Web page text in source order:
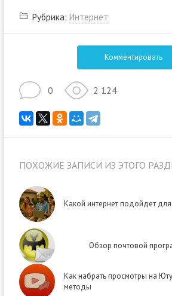
Рубрика: Интернет
Комментировать
0 2 124
ПОХОЖИЕ ЗАПИСИ ИЗ ЭТОГО
Какой интернет подойдет для
Обзор почтовой
Как набрать просмотры на
методы